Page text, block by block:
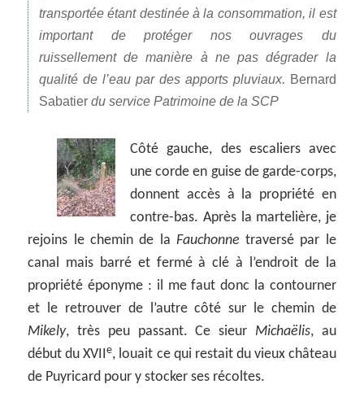
transportée étant destinée à la consommation, il est
important de protéger nos ouvrages du
ruissellement de manière à ne pas dégrader la
qualité de l’eau par des apports pluviaux. Bernard
Sabatier du service Patrimoine de la SCP
Côté gauche, des escaliers avec
une corde en guise de garde-corps,
donnent accès à la propriété en
contre-bas. Après la martelière, je
rejoins le chemin de la Fauchonne traversé par le
canal mais barré et fermé à clé à l’endroit de la
propriété éponyme : il me faut donc la contourner
et le retrouver de l’autre côté sur le chemin de
Mikely, très peu passant. Ce sieur Michaëlis, au
début du XVIIe, louait ce qui restait du vieux château
de Puyricard pour y stocker ses récoltes.